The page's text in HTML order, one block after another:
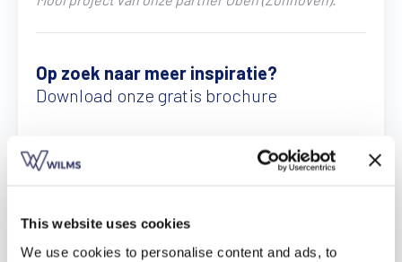
This website uses cookies
We use cookies to personalise content and ads, to
Op zoek naar meer inspiratie?
Download onze gratis brochure